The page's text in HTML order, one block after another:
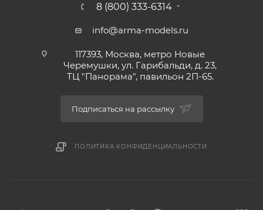
8 (800) 333-6314
info@arma-models.ru
117393, Москва, метро Новые
Черемушки, ул. Гарибальди, д. 23,
ТЦ "Панорама", павильон 2П-65.
Подписаться на рассылку
ПОЛИТИКА КОНФИДЕНЦИАЛЬНОСТИ